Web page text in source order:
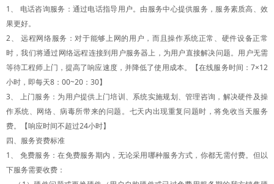
1、 电话咨询服务：通过电话指导用户。由服务中心提供服务，服务素质高、效
果更好。
2、 远程网络服务：对于能够上网的用户，而且操作系统正常、硬件设备正常
时，我们将通过网络远程连接到用户服务器上，为用户直接解决问题。用户无需
等待工程师上门，提高了响应速度，并降低了使用成本。【在线服务时间：7×12
小时，即每天8：00~20：30】
3、 上门服务：为用户提供上门培训、系统实施规划、管理咨询，解决硬件及操
作系统、网络、病毒所带来的问题。七天内出现重复问题时，将免收当天服务
费。【响应时间不超过24小时】
四、服务资费标准
1、 免费服务：在免费服务期内，无论采用哪种服务方式，你都无需付费。但以
下服务需要收费：